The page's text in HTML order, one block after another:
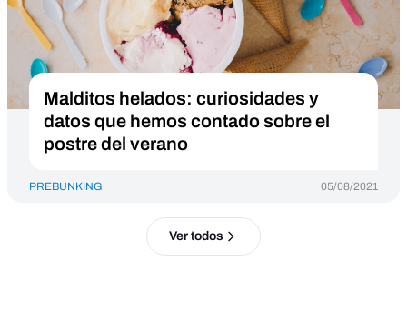
Malditos helados: curiosidades y
datos que hemos contado sobre el
postre del verano
PREBUNKING 05/08/2021
Ver todos